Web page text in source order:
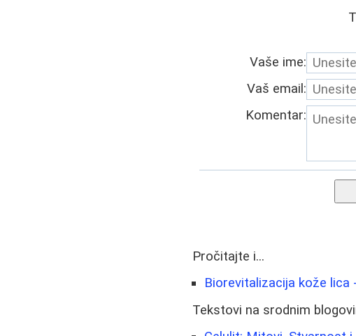
Vaše ime:
Vaš email:
Komentar:
Pročitajte i...
Biorevitalizacija kože
Tekstovi na srodnim